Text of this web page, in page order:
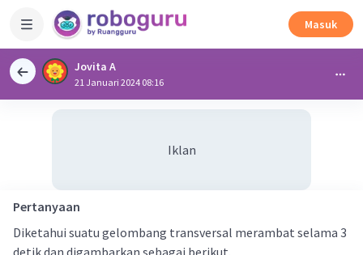
Masuk
Jovita A
21 Januari 2024 08:16
Iklan
Pertanyaan
Diketahui suatu gelombang transversal merambat selama 3
detik dan digambarkan sebagai berikut.